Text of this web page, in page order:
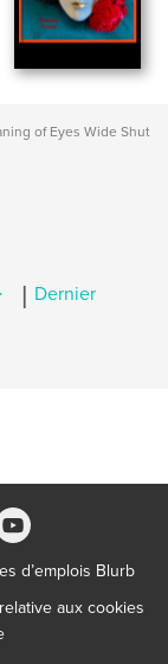
of Eyes Wide Shut
| Dernier
d’emplois Blurb
aux cookies